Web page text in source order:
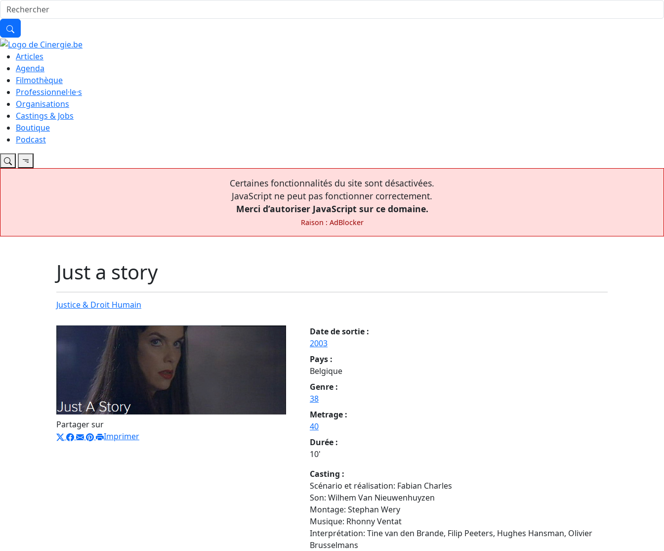
Articles
Agenda
Filmothèque
Professionnel·le·s
Organisations
Castings & Jobs
Boutique
Podcast
Certaines fonctionnalités du site sont désactivées.
JavaScript ne peut pas fonctionner correctement.
Merci d’autoriser JavaScript sur ce domaine.
Raison : AdBlocker
Just a story
Justice & Droit Humain
Partager sur
Imprimer
Date de sortie :
2003
Pays :
Belgique
Genre :
38
Metrage :
40
Durée :
10'
Casting :
Scénario et réalisation: Fabian Charles
Son: Wilhem Van Nieuwenhuyzen
Montage: Stephan Wery
Musique: Rhonny Ventat
Interprétation: Tine van den Brande, Filip Peeters, Hughes Hansman, Olivier
Brusselmans